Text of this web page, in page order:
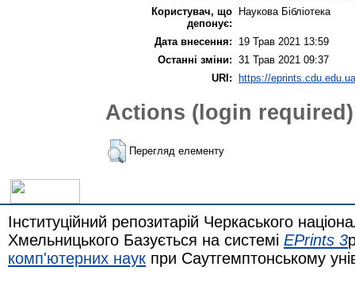
Користувач, що
депонує:
Наукова Бібліотека
Дата внесення:
19 Трав 2021 13:59
Останні зміни: 31 Трав 2021 09:37
URI: https://
Actions (login required)
Перегляд елементу
Інституційний репозитарій Черкаського
Хмельницького Базується на системі EPrints 3
комп'ютерних наук при Саутгемптонському